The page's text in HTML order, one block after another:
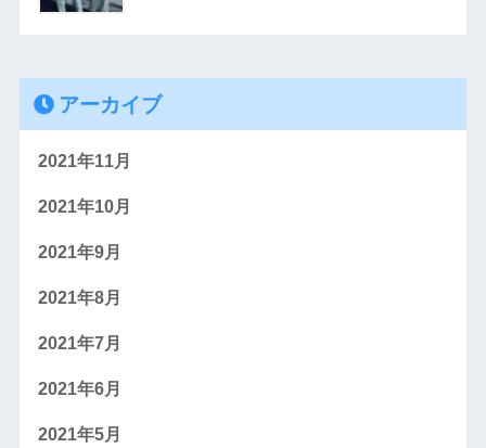
アーカイブ
2021年11月
2021年10月
2021年9月
2021年8月
2021年7月
2021年6月
2021年5月